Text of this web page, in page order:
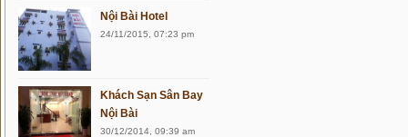
Nội Bài Hotel
24/11/2015, 07:23 pm
Khách Sạn Sân Bay
Nội Bài
30/12/2014, 09:39 am